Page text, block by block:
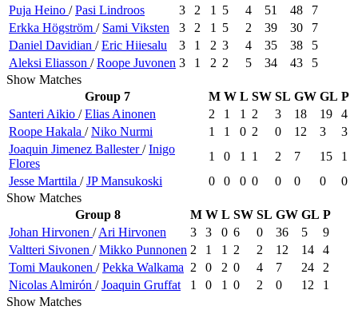
Puja Heino /Pasi Lindroos 3 2 1 5 4 51 48
7
Erkka Högström / Sami Viksten 3 2 1 5 2 39 30
7
Daniel Davidian /Eric Hiiesalu 3 1 2 3 4 35 38
5
Aleksi Eliasson /Roope Juvonen 3 1 2 2 5 34 43
5
Show Matches
Group 7
M W L SW SL GW GL P
Santeri Aikio /Elias Ainonen 2 1 1 2 3 18 19
4
Roope Hakala /Niko Nurmi 1 1 0 2 0 12 3
3
Joaquin Jimenez Ballester /Inigo
Flores
1 0 1 1 2 7 15
1
Jesse Marttila /JP Mansukoski 0 0 0 0 0 0 0
0
Show Matches
Group 8
M W L SW SL GW GL P
Johan Hirvonen /Ari Hirvonen 3 3 0 6 0 36 5
9
Valtteri Sivonen /Mikko Punnonen 2 1 1 2 2 12 14
4
Tomi Maukonen /Pekka Walkama 2 0 2 0 4 7 24
2
Nicolas Almirón /Joaquin Gruffat 1 0 1 0 2 0 12
1
Show Matches